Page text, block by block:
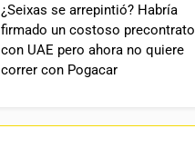
¿Seixas se arrepintió? Habría
firmado un costoso precontrato
con UAE pero ahora no quiere
correr con Pogacar